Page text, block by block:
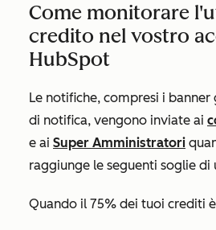
Come monitorare
credito nel vostro
HubSpot
Le notifiche, compresi i
di notifica, vengono inviate ai
e ai Super Amministratori
raggiunge le seguenti soglie di
Quando il 75% dei tuoi crediti